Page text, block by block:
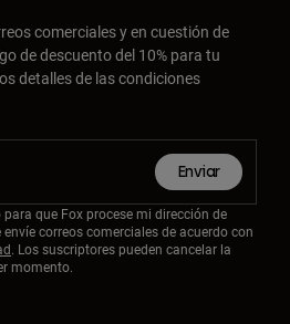
comerciales y en cuestión de
de descuento del 10% para tu
detalles de las condiciones
Enviar
que Fox procese mi dirección de
correos comerciales de acuerdo con
. Los suscriptores pueden cancelar la
momento.